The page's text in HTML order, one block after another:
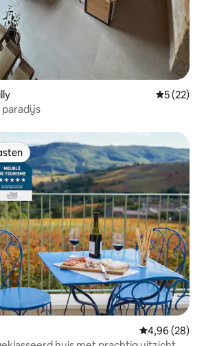
5 (22)
Gemiddelde
4,96 (28)